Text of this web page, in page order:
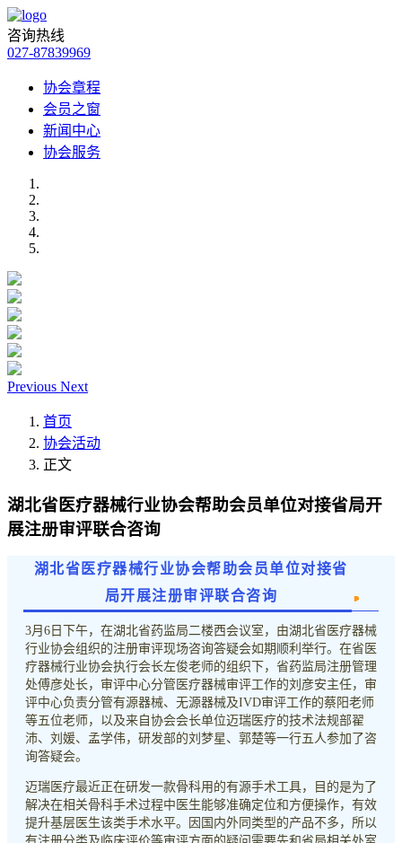
咨询热线
027-87839969
协会章程
会员之窗
新闻中心
协会服务
Previous Next
首页
协会活动
正文
湖北省医疗器械行业协会帮助会员单位对接省局开
展注册审评联合咨询
湖北省医疗器械行业协会帮助会员单位对接省
局开展注册审评联合咨询
3月6日下午，在湖北省药监局二楼西会议室，由湖北省医疗器械
行业协会组织的注册审评现场咨询答疑会如期顺利举行。在省医
疗器械行业协会执行会长左俊老师的组织下，省药监局注册管理
处傅彦处长，审评中心分管医疗器械审评工作的刘彦安主任，审
评中心负责分管有源器械、无源器械及IVD审评工作的蔡阳老师
等五位老师，以及来自协会会长单位迈瑞医疗的技术法规部翟
沛、刘媛、孟学伟，研发部的刘梦星、郭楚等一行五人参加了咨
询答疑会。
迈瑞医疗最近正在研发一款骨科用的有源手术工具，目的是为了
解决在相关骨科手术过程中医生能够准确定位和方便操作，有效
提升基层医生该类手术水平。因国内外同类型的产品不多，所以